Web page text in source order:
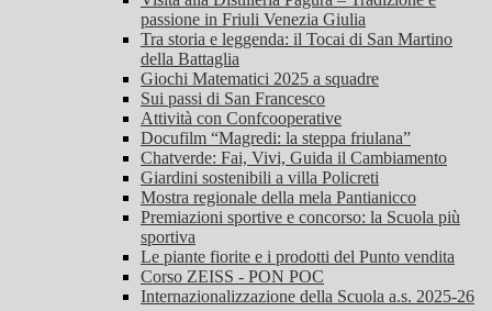
passione in Friuli Venezia Giulia
Tra storia e leggenda: il Tocai di San Martino
della Battaglia
Giochi Matematici 2025 a squadre
Sui passi di San Francesco
Attività con Confcooperative
Docufilm “Magredi: la steppa friulana”
Chatverde: Fai, Vivi, Guida il Cambiamento
Giardini sostenibili a villa Policreti
Mostra regionale della mela Pantianicco
Premiazioni sportive e concorso: la Scuola più
sportiva
Le piante fiorite e i prodotti del Punto vendita
Corso ZEISS - PON POC
Internazionalizzazione della Scuola a.s. 2025-26